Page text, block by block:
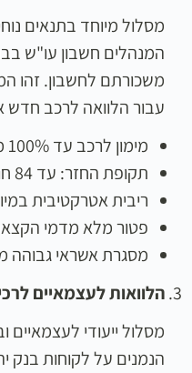
מסלול מיוחד בתנאים
המנהלים חשבון עו"ש
משכורתם לחשבון. זהו
עבור הלוואה לרכב חדש
מימון לרכב עד 100% משווי הרכב
תקופת החזר: עד 84 חודשים (7 שנים!)
ריבית אטרקטיבית
פטור מלא מדמי
מסגרת אשראי גבוהה
הלוואות לעצמאיים
מסלול ייעודי לעצמאיים
הנמנים על לקוחות בנק